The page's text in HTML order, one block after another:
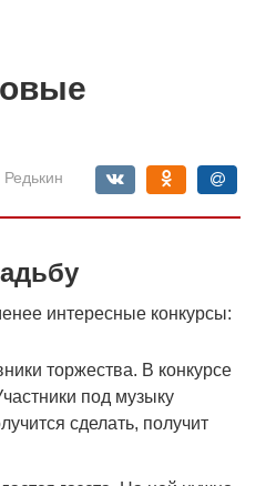
интересные конкурсы:
торжества. В конкурсе
под музыку
сделать, получит